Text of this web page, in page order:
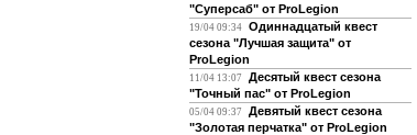
"Суперсаб" от ProLegion
19/04 09:34 Одиннадцатый квест
сезона "Лучшая защита" от
ProLegion
11/04 13:07
Десятый квест сезона
"Точный пас" от ProLegion
05/04 09:37
Девятый квест сезона
"Золотая перчатка" от ProLegion